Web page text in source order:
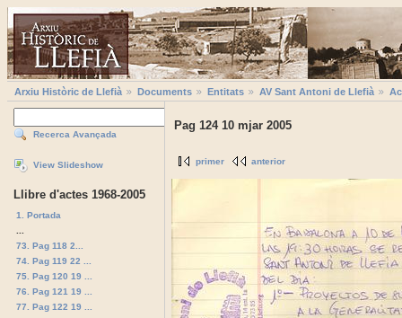
Arxiu Històric de Llefià Documents Entitats AV Sant Antoni de Llefià
Recerca Avançada
View Slideshow
Llibre d'actes 1968-2005
1. Portada
73. Pag 118 2...
74. Pag 119 22 ...
75. Pag 120 19 ...
76. Pag 121 19 ...
77. Pag 122 19 ...
Pag 124 10 mjar 2005
primer anterior